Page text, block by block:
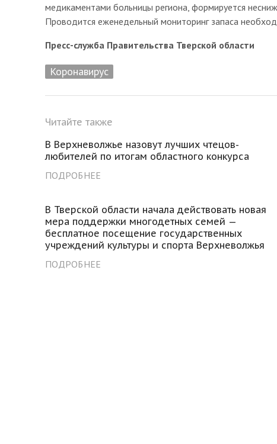
медикаментами больницы региона, формируется
Проводится еженедельный мониторинг запаса
Пресс-служба Правительства Тверской области
Коронавирус
Читайте также
В Верхневолжье назовут лучших чтецов-
любителей по итогам областного конкурса
ПОДРОБНЕЕ
В Тверской области начала действовать новая
мера поддержки многодетных семей —
бесплатное посещение государственных
учреждений культуры и спорта Верхневолжья
ПОДРОБНЕЕ